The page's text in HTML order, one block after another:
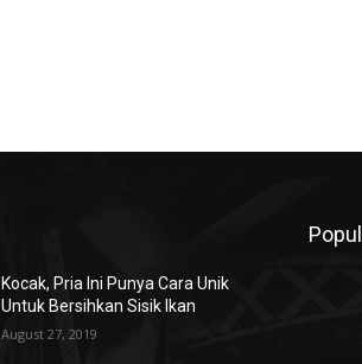
Kocak, Pria Ini Punya Cara Unik
Untuk Bersihkan Sisik Ikan
August 27, 2019